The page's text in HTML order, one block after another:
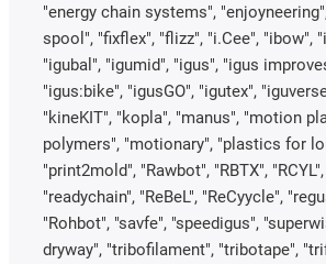
"energy chain systems",
spool", "fixflex", "flizz", "i.Cee", "ibow",
"igubal", "igumid", "igus", "igus
"igus:bike", "igusGO", "igutex",
"kineKIT", "kopla", "manus", "motion
polymers", "motionary", "plastics for
"print2mold", "Rawbot", "RBTX",
"readychain", "ReBeL", "ReCyycle",
"Rohbot", "savfe", "speedigus",
dryway", "tribofilament", "tribotape",